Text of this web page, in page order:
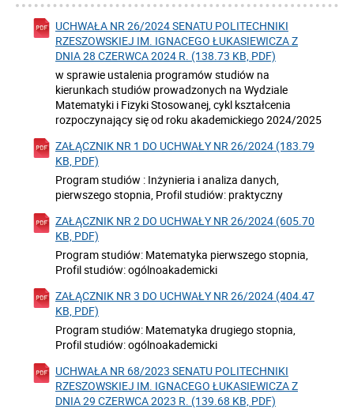
UCHWAŁA NR 26/2024 SENATU POLITECHNIKI
RZESZOWSKIEJ IM. IGNACEGO ŁUKASIEWICZA Z
DNIA 28 CZERWCA 2024 R. (138.73 KB, PDF)
w sprawie ustalenia programów studiów na
kierunkach studiów prowadzonych na Wydziale
Matematyki i Fizyki Stosowanej, cykl kształcenia
rozpoczynający się od roku akademickiego 2024/2025
ZAŁĄCZNIK NR 1 DO UCHWAŁY NR 26/2024 (183.79
KB, PDF)
Program studiów : Inżynieria i analiza danych,
pierwszego stopnia, Profil studiów: praktyczny
ZAŁĄCZNIK NR 2 DO UCHWAŁY NR 26/2024 (605.70
KB, PDF)
Program studiów: Matematyka pierwszego stopnia,
Profil studiów: ogólnoakademicki
ZAŁĄCZNIK NR 3 DO UCHWAŁY NR 26/2024 (404.47
KB, PDF)
Program studiów: Matematyka drugiego stopnia,
Profil studiów: ogólnoakademicki
UCHWAŁA NR 68/2023 SENATU POLITECHNIKI
RZESZOWSKIEJ IM. IGNACEGO ŁUKASIEWICZA Z
DNIA 29 CZERWCA 2023 R. (139.68 KB, PDF)